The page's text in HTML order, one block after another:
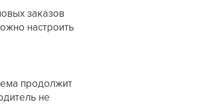
заказов
настроить
продолжит
не